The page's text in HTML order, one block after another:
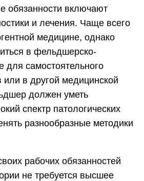
обязанности включают
и лечения. Чаще всего
медицине, однако
в фельдшерско-
для самостоятельного
или в другой медицинской
должен уметь
спектр патологических
разнообразные методики
рабочих обязанностей
не требуется высшее